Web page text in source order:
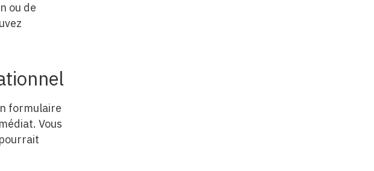
ou de
formulaire
Vous